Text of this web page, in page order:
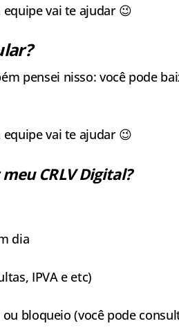
vai te ajudar 😉
pensei nisso: você pode
vai te ajudar 😉
CRLV Digital?
dia
IPVA e etc)
bloqueio (você pode